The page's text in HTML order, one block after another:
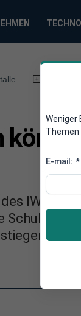
IWF,
Weniger
Themen
E-mail: *